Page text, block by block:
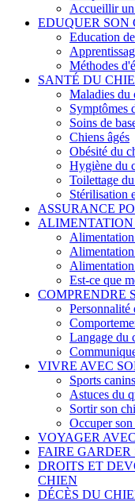
Accueillir un
EDUQUER SON
Education
Méthodes
SANTÉ DU
Maladies du
Symptômes
Soins de
Chiens âgés
Obésité du
Hygiène du
Toilettage
Stérilisation
ASSURANCE
Est-ce que
COMPRENDRE
Personnalité
Langage du
VIVRE AVEC
Sports canins
Astuces du
Sortir son
Occuper son
VOYAGER
FAIRE GARDER
DROITS ET
CHIEN
DÉCÈS DU